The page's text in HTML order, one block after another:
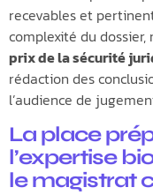
recevables et
complexité du dossier,
prix de la sécurité
rédaction des
l’audience de
La place
l’expertise
le magistrat